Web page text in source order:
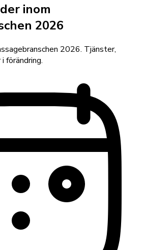
inom
2026
2026. Tjänster,
förändring.